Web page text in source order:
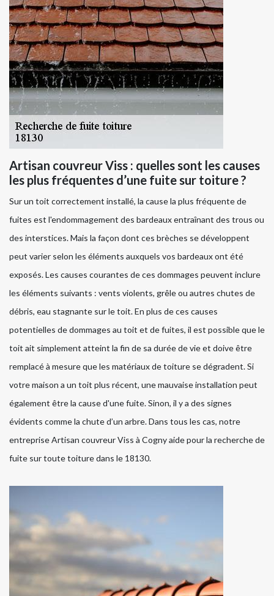
Artisan couvreur Viss : quelles sont les causes
les plus fréquentes d’une fuite sur toiture ?
Sur un toit correctement installé, la cause la plus fréquente de
fuites est l'endommagement des bardeaux entraînant des trous ou
des interstices. Mais la façon dont ces brèches se développent
peut varier selon les éléments auxquels vos bardeaux ont été
exposés. Les causes courantes de ces dommages peuvent inclure
les éléments suivants : vents violents, grêle ou autres chutes de
débris, eau stagnante sur le toit. En plus de ces causes
potentielles de dommages au toit et de fuites, il est possible que le
toit ait simplement atteint la fin de sa durée de vie et doive être
remplacé à mesure que les matériaux de toiture se dégradent. Si
votre maison a un toit plus récent, une mauvaise installation peut
également être la cause d'une fuite. Sinon, il y a des signes
évidents comme la chute d’un arbre. Dans tous les cas, notre
entreprise Artisan couvreur Viss à Cogny aide pour la recherche de
fuite sur toute toiture dans le 18130.